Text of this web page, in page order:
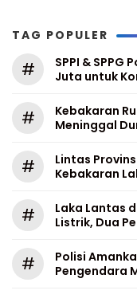
TAG POPULER
#
SPPI &
Juta untuk
#
Kebakaran
Meninggal
#
Lintas
Kebakaran
#
Laka Lantas
Listrik, Dua
#
Polisi
Pengendara